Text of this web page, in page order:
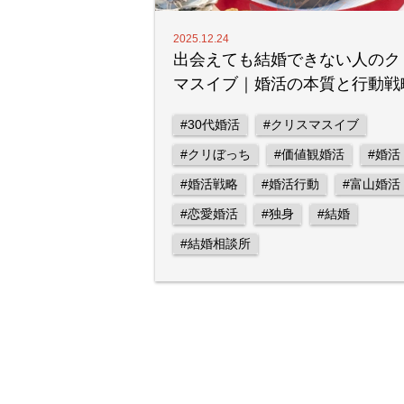
2025.12.24
出会えても結婚できない人の
マスイブ｜婚活の本質と行動戦
#30代婚活 #クリスマスイブ
#クリぼっち #価値観婚活 #婚活
#婚活戦略 #婚活行動 #富山婚活
#恋愛婚活 #独身 #結婚
#結婚相談所